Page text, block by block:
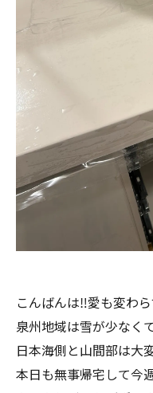
こんばんは‼︎愛も変わ
泉州地域は雪が少なく
日本海側と山間部は大
本日も無事帰宅して今